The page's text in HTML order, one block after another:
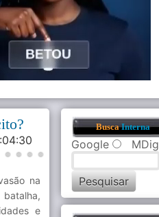
na
e
BuscaInterna
Google MDig